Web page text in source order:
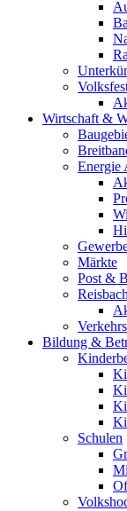
Wirtschaft &
Energie
Märkte
Post &
Bildung &
Schulen